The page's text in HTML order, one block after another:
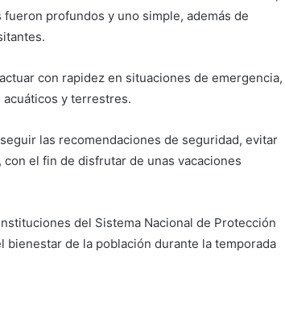
profundos y uno simple, además de
con rapidez en situaciones de emergencia,
y terrestres.
las recomendaciones de seguridad, evitar
el fin de disfrutar de unas vacaciones
del Sistema Nacional de Protección
bienestar de la población durante la temporada
Peregrinación Camino de San
hacia Ciudad Barrios
prácticas en su Laboratorio de
Comunicaciones